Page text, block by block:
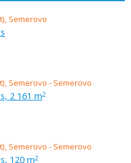
2 161 m2
120 m2